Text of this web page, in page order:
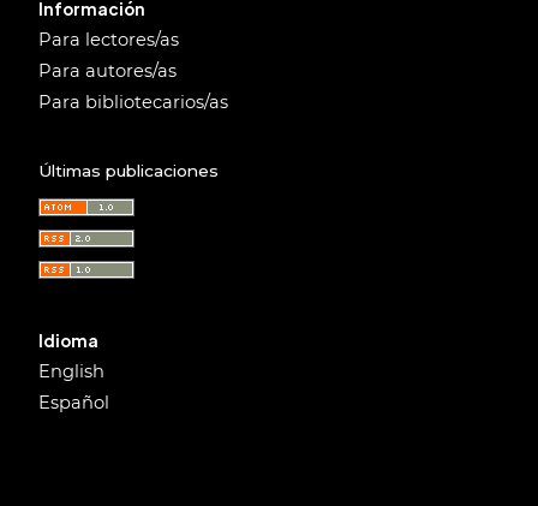
Información
Para lectores/as
Para autores/as
Para bibliotecarios/as
Últimas publicaciones
Idioma
English
Español